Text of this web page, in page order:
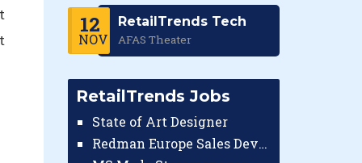
12
NOV
RetailTrends Tech
AFAS Theater
RetailTrends Jobs
State of Art Designer
Redman Europe Sales Developer (Europe)